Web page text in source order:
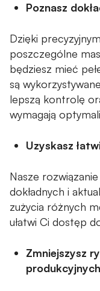
Poznasz
Dzięki
poszczególne
będziesz mieć
są
lepszą kontrolę
wymagają
Uzyskasz
Nasze
dokładnych i
zużycia różnych
ułatwi Ci dostęp
Zmniejszysz
produkcyjnych